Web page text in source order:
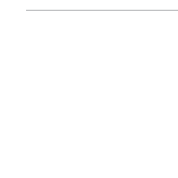
hos bageren, men